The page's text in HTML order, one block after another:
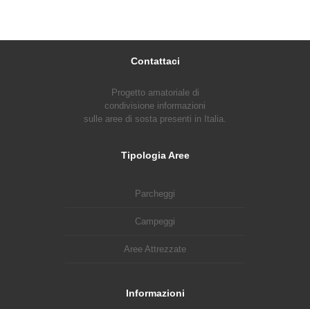
Contattaci
Progetto amatoriale di
condivisione informazioni
sulle aree di sosta presenti in Italia.
Tipologia Aree
Parcheggi
Campeggi
Aree Attrezzate
Informazioni